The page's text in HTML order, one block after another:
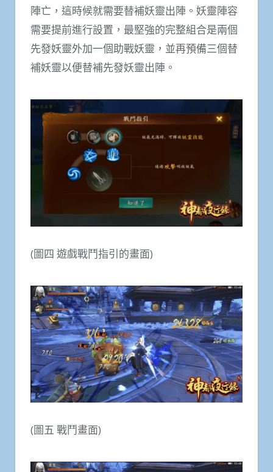
陣亡，這時候就需要替補妖靈出陣。妖靈陣容
需要提前進行設置，最堅強的完整組合是兩個
先發妖靈外加一個助戰妖靈，並再預備三個替
補妖靈以便替補先發妖靈出陣。
(圖四 遊戲戰鬥指引的畫面)
(圖五 戰鬥畫面)